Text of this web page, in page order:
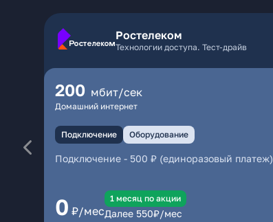
Ростелеком
Технологии доступа. Тест-драйв
200 мбит/сек
Домашний интернет
Подключение Оборудование
Подключение - 500 ₽ (единоразовый платеж)
0 ₽/мес
1 месяц по акции
Далее 550₽/мес